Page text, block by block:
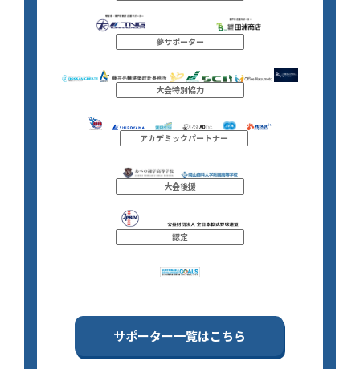
夢サポーター
大会特別協力
アカデミックパートナー
大会後援
認定
サポーター一覧はこちら